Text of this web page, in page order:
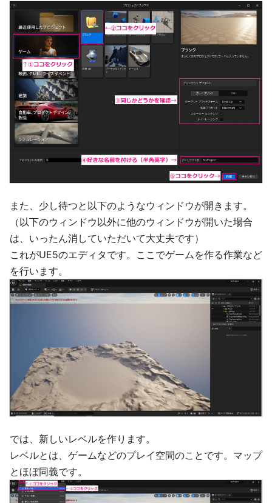
また、少し待つと以下のようなウィンドウが開きます。
（以下のウィンドウ以外に他のウィンドウが開いた場合
は、いったん消していただいて大丈夫です）
これがUE5のエディタです。ここでゲームを作る作業など
を行います。
では、新しいレベルを作ります。
レベルとは、ゲームなどのプレイ空間のことです。マップ
とほぼ同義です。